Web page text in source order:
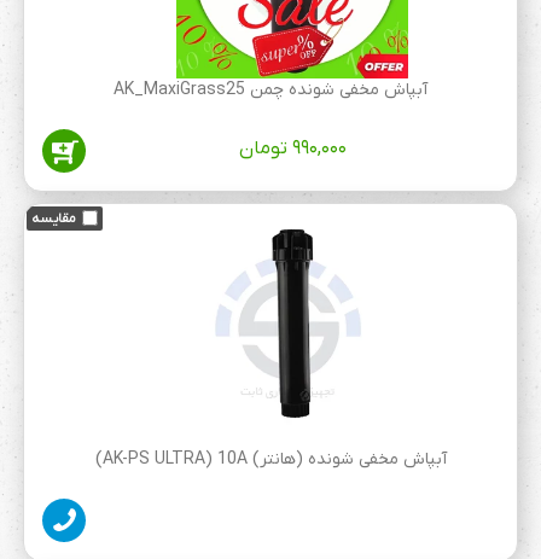
آبپاش مخفی شونده چمن AK_MaxiGrass25
۹۹۰,۰۰۰ تومان
آبپاش مخفی شونده (هانتر) AK-PS ULTRA) 10A)